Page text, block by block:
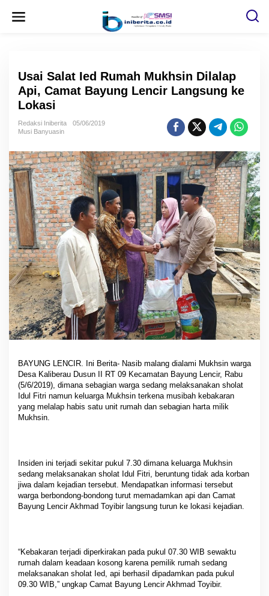
Usai Salat Ied Rumah Mukhsin Dilalap
Api, Camat Bayung Lencir Langsung ke
Lokasi
Redaksi Iniberita
05/06/2019
Musi Banyuasin
BAYUNG LENCIR. Ini Berita- Nasib malang dialami Mukhsin warga
Desa Kaliberau Dusun II RT 09 Kecamatan Bayung Lencir, Rabu
(5/6/2019), dimana sebagian warga sedang melaksanakan sholat
Idul Fitri namun keluarga Mukhsin terkena musibah kebakaran
yang melalap habis satu unit rumah dan sebagian harta milik
Mukhsin.
Insiden ini terjadi sekitar pukul 7.30 dimana keluarga Mukhsin
sedang melaksanakan sholat Idul Fitri, beruntung tidak ada korban
jiwa dalam kejadian tersebut. Mendapatkan informasi tersebut
warga berbondong-bondong turut memadamkan api dan Camat
Bayung Lencir Akhmad Toyibir langsung turun ke lokasi kejadian.
“Kebakaran terjadi diperkirakan pada pukul 07.30 WIB sewaktu
rumah dalam keadaan kosong karena pemilik rumah sedang
melaksanakan sholat Ied, api berhasil dipadamkan pada pukul
09.30 WIB,” ungkap Camat Bayung Lencir Akhmad Toyibir.